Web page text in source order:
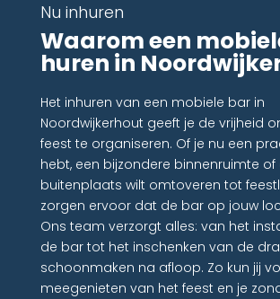
Nu inhuren
Waarom een
huren in
Het inhuren van een mobiele bar in
Noordwijkerhout geeft je de vrijheid
feest te organiseren. Of je nu een
hebt, een bijzondere binnenruimte of
buitenplaats wilt omtoveren tot
zorgen ervoor dat de bar op jouw
Ons team verzorgt alles: van het
de bar tot het inschenken van de
schoonmaken na afloop. Zo kun jij
meegenieten van het feest en je